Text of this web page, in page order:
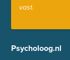
vast.
Psycholoog.nl